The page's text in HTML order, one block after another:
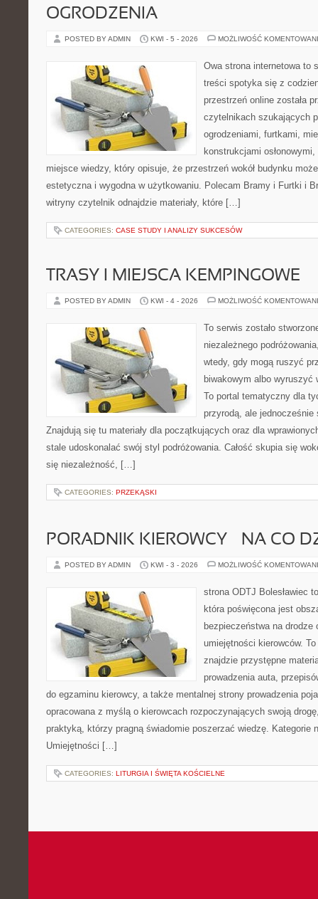
OGRODZENIA
POSTED BY ADMIN KWI - 5 - 2026 MOŻLIWOŚĆ
Owa strona internetowa to
treści spotyka się z
przestrzeń online została
czytelnikach szukających
ogrodzeniami, furtkami,
konstrukcjami
miejsce wiedzy, który opisuje, że przestrzeń wokół budynku
estetyczna i wygodna w użytkowaniu. Polecam Bramy i Furtki i
witryny czytelnik odnajdzie materiały, które […]
CATEGORIES: CASE STUDY I ANALIZY SUKCESÓW
TRASY I MIEJSCA KEMPINGOWE
POSTED BY ADMIN KWI - 4 - 2026 MOŻLIWOŚĆ
To serwis zostało
niezależnego
wtedy, gdy mogą ruszyć
biwakowym albo wyruszyć
To portal tematyczny dla
przyrodą, ale
Znajdują się tu materiały dla początkujących oraz dla
stale udoskonalać swój styl podróżowania. Całość skupia się
się niezależność, […]
CATEGORIES: PRZEKĄSKI
PORADNIK KIEROWCY – NA CO
POSTED BY ADMIN KWI - 3 - 2026 MOŻLIWOŚĆ
strona ODTJ Bolesławiec
która poświęcona jest
bezpieczeństwa na drodze
umiejętności kierowców.
znajdzie przystępne
prowadzenia auta,
do egzaminu kierowcy, a także mentalnej strony prowadzenia
opracowana z myślą o kierowcach rozpoczynających swoją
praktyką, którzy pragną świadomie poszerzać wiedzę. Kategorie
Umiejętności […]
CATEGORIES: LITURGIA I ŚWIĘTA KOŚCIELNE